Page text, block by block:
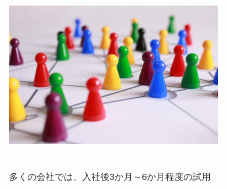
多くの会社では、入社後3か月～6か月程度の試用